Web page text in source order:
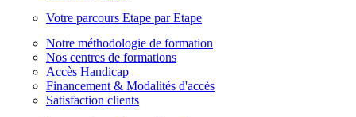
Votre parcours Etape par Etape
Notre méthodologie de formation
Nos centres de formations
Accès Handicap
Financement & Modalités d'accès
Satisfaction clients